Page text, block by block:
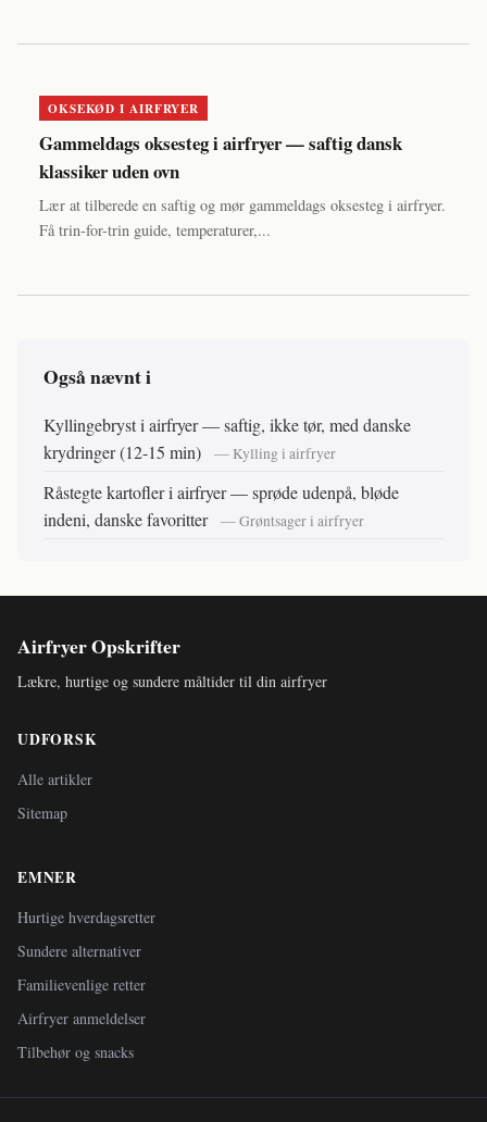
OKSEKØD I AIRFRYER
Gammeldags oksesteg i airfryer — saftig dansk
klassiker uden ovn
Lær at tilberede en saftig og mør gammeldags oksesteg i airfryer.
Få trin-for-trin guide, temperaturer,...
Også nævnt i
Kyllingebryst i airfryer — saftig, ikke tør, med danske
krydringer (12-15 min)
— Kylling i airfryer
Råstegte kartofler i airfryer — sprøde udenpå, bløde
indeni, danske favoritter
— Grøntsager i airfryer
Airfryer Opskrifter
Lækre, hurtige og sundere måltider til din airfryer
UDFORSK
Alle artikler
Sitemap
EMNER
Hurtige hverdagsretter
Sundere alternativer
Familievenlige retter
Airfryer anmeldelser
Tilbehør og snacks